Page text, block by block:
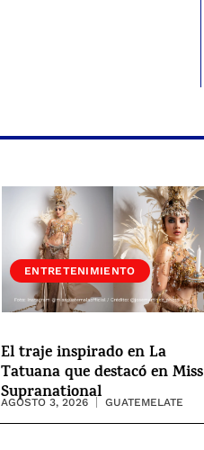
ENTRETENIMIENTO
El traje inspirado en La
Tatuana que destacó en Miss
Supranational
AGOSTO 3, 2026 GUATEMELATE